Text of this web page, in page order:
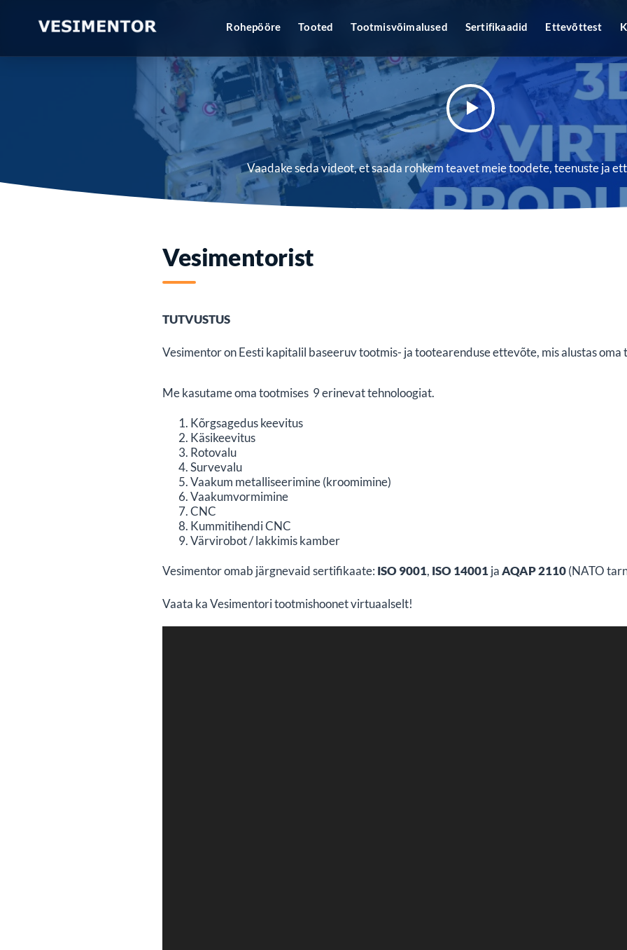
Rohepööre Tooted Tootmisvõimalused Sertifikaadid Ettevõttest
Vaadake seda videot, et saada rohkem teavet meie toodete, teenuste ja
Vesimentorist
TUTVUSTUS
Vesimentor on Eesti kapitalil baseeruv tootmis- ja tootearenduse ettevõte, mis alustas oma
Me kasutame oma tootmises 9 erinevat tehnoloogiat.
Kõrgsagedus keevitus
Käsikeevitus
Rotovalu
Survevalu
Vaakum metalliseerimine (kroomimine)
Vaakumvormimine
CNC
Kummitihendi CNC
Värvirobot / lakkimis kamber
Vesimentor omab järgnevaid sertifikaate: ISO 9001, ISO 14001jaAQAP 2110(NATO
Vaata ka Vesimentori tootmishoonet virtuaalselt!